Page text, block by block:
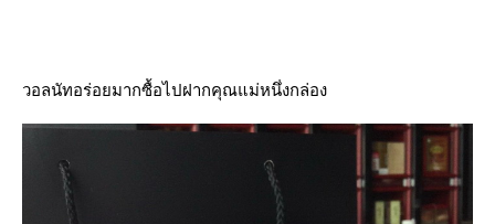
วอลนัทอร่อยมากซื้อไปฝากคุณแม่หนึ่งกล่อง